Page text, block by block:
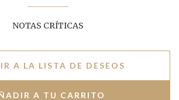
NOTAS CRÍTICAS
A LA LISTA DE DESEOS